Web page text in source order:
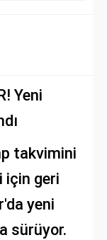
Yeni
takvimini
için geri
yeni
sürüyor.